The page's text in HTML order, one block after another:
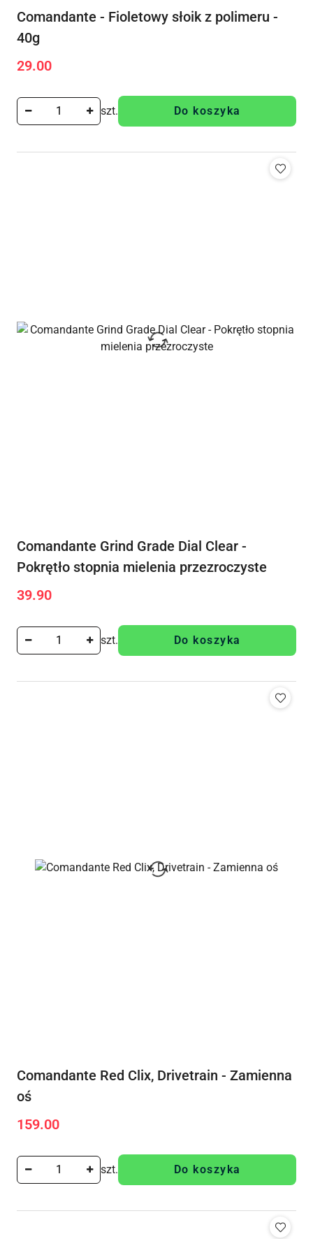
Comandante - Fioletowy słoik z polimeru -
40g
Cena:
29.00
szt. Do koszyka
Comandante Grind Grade Dial Clear -
Pokrętło stopnia mielenia przezroczyste
Cena:
39.90
szt. Do koszyka
Comandante Red Clix, Drivetrain - Zamienna
oś
Cena:
159.00
szt. Do koszyka